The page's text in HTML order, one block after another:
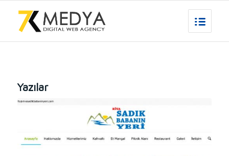
Yazılar